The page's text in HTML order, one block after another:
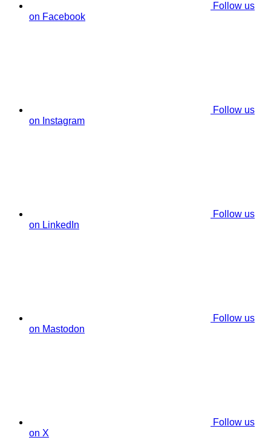
Follow us
on Facebook
Follow us
on Instagram
Follow us
on LinkedIn
Follow us
on Mastodon
Follow us
on X